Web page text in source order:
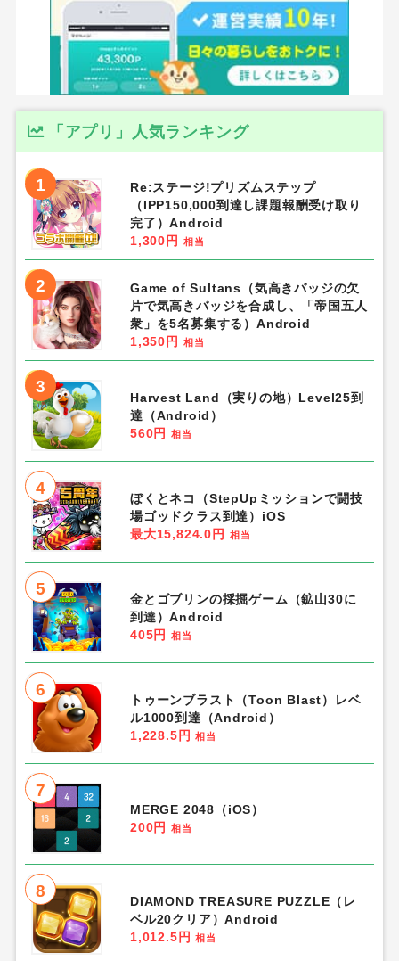
「アプリ」人気ランキング
1
Re:ステージ!プリズムステップ
（IPP150,000到達し課題報酬受け取り
完了）Android
1,300円
相当
2
Game of Sultans（気高きバッジの欠
片で気高きバッジを合成し、「帝国五人
衆」を5名募集する）Android
1,350円
相当
3
Harvest Land（実りの地）Level25到
達（Android）
560円
相当
4
ぼくとネコ（StepUpミッションで闘技
場ゴッドクラス到達）iOS
最大15,824.0円
相当
5
金とゴブリンの採掘ゲーム（鉱山30に
到達）Android
405円
相当
6
トゥーンブラスト（Toon Blast）レベ
ル1000到達（Android）
1,228.5円
相当
7
MERGE 2048（iOS）
200円
相当
8
DIAMOND TREASURE PUZZLE（レ
ベル20クリア）Android
1,012.5円
相当